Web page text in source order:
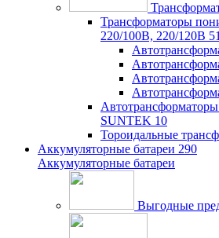
Трансформаторы
220/100В, 220/120В 51
SUNTEK 10
Тороидальные
Аккумуляторные батареи 290
Аккумуляторные батареи
Выгодные